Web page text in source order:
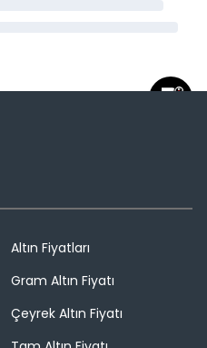
Altın Fiyatları
Gram Altın Fiyatı
Çeyrek Altın Fiyatı